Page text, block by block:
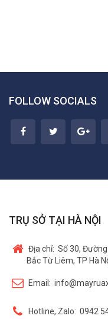
FOLLOW SOCIALS
TRỤ SỞ TẠI HÀ NỘI
Địa chỉ: Số 30,
Bắc Từ Liêm, TP Hà
Email:
Hotline, Zalo: 0942